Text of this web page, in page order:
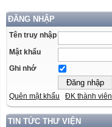
ĐĂNG NHẬP
Tên truy nhập
Mật khẩu
Ghi nhớ
Quên mật khẩu ĐK thành viên
TIN TỨC THƯ VIỆN